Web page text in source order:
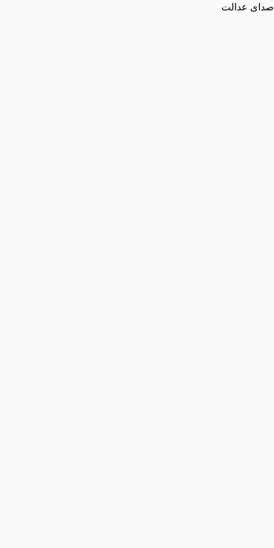
صدای عدالت